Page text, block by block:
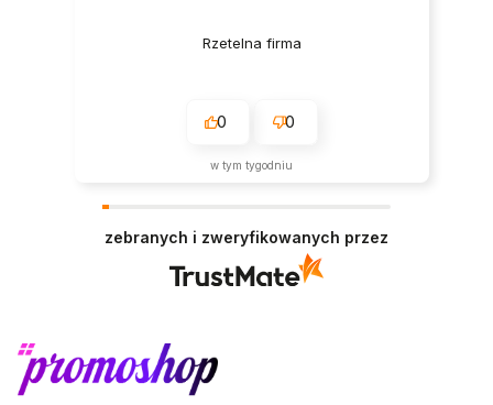
Rzetelna firma
0 0
w tym tygodniu
zebranych i zweryfikowanych przez